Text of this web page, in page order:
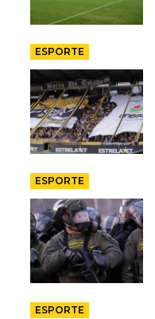
ESPORTE
ESPORTE
ESPORTE